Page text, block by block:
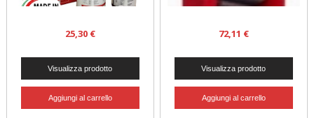
25,30 € 72,11 €